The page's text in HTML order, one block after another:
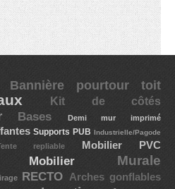
Bannière pourtour toit
Kit de côtés
Bases Demi mur imprimé
Supports PUBIndustrielle/Pagode
repliable Mobilier PVC
Mobilier Murale
RECTO Arches gonflables